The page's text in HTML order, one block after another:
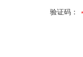
验证码：